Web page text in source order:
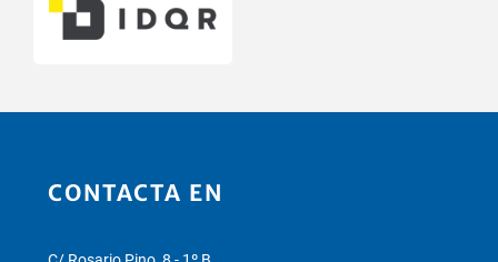
CONTACTA EN